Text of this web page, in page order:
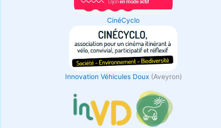
CinéCyclo
Innovation Véhicules Doux(Aveyron)